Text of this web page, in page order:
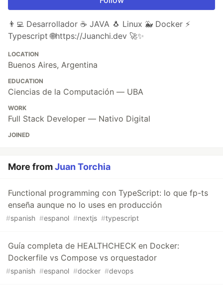
👨‍💻 Desarrollador ☕ JAVA 🐧 Linux 🐳 Docker ⚡
Typescript 🌐https://Juanchi.dev 🚀✨
LOCATION
Buenos Aires, Argentina
EDUCATION
Ciencias de la Computación — UBA
WORK
Full Stack Developer — Nativo Digital
JOINED
More fromJuan Torchia
Functional programming con TypeScript: lo que fp-ts
enseña aunque no lo uses en producción
#spanish #espanol #nextjs #typescript
Guía completa de HEALTHCHECK en Docker:
Dockerfile vs Compose vs orquestador
#spanish #espanol #docker #devops